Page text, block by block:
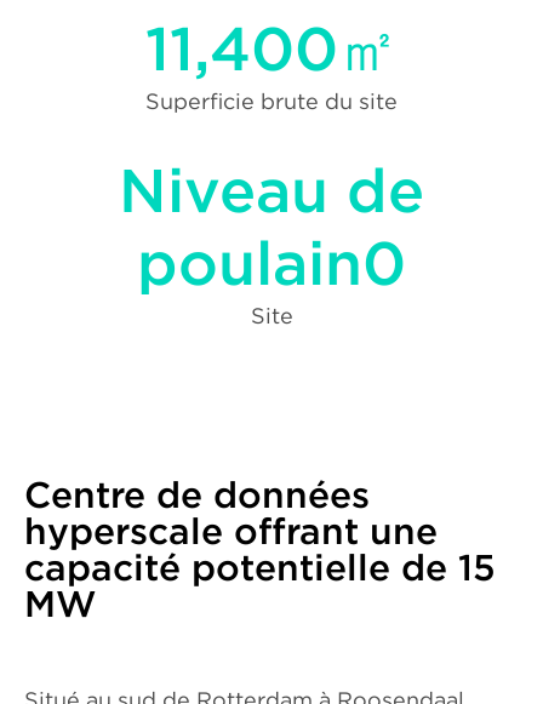
11,400㎡
Superficie brute du site
Niveau de
poulain0
Site
Centre de données
hyperscale offrant une
capacité potentielle de 15
MW